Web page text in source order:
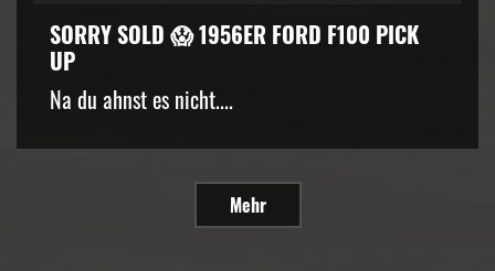
SORRY SOLD 😱 1956ER FORD F100 PICK
UP
Na du ahnst es nicht....
Mehr